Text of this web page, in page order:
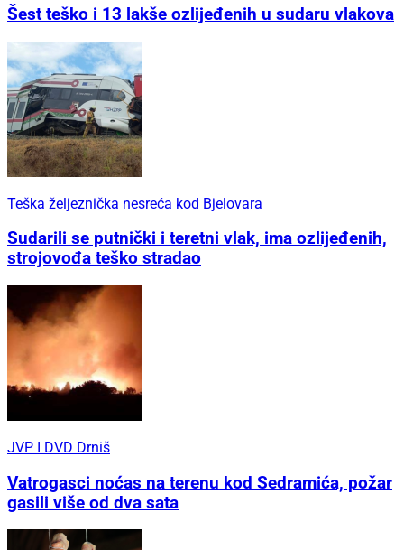
Šest teško i 13 lakše ozlijeđenih u sudaru vlakova
Teška željeznička nesreća kod Bjelovara
Sudarili se putnički i teretni vlak, ima ozlijeđenih,
strojovođa teško stradao
JVP I DVD Drniš
Vatrogasci noćas na terenu kod Sedramića, požar
gasili više od dva sata